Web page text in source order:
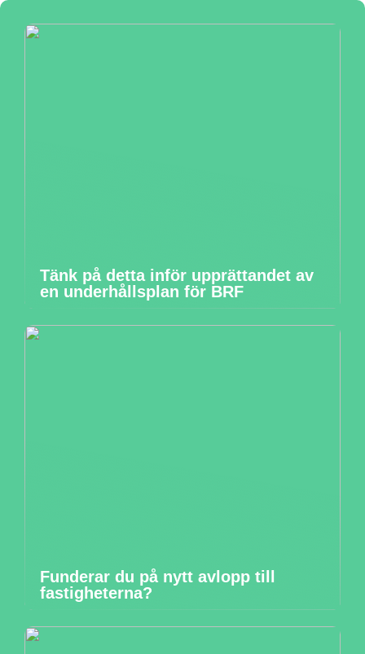
Tänk på detta inför upprättandet av
en underhållsplan för BRF
Funderar du på nytt avlopp till
fastigheterna?